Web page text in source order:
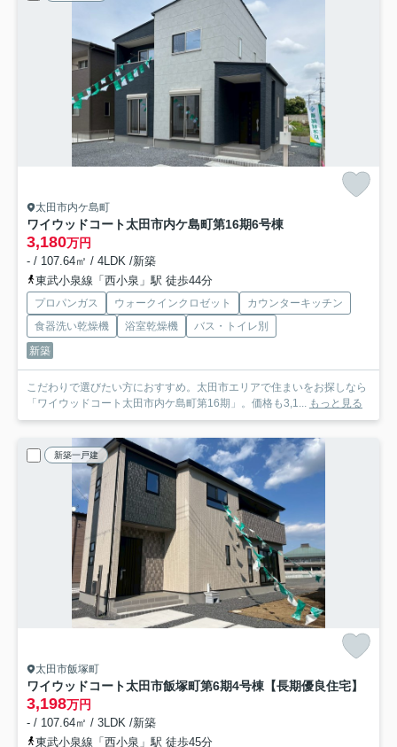
太田市内ケ島町
ワイウッドコート太田市内ケ島町第16期6号棟
3,180万円
- / 107.64㎡ / 4LDK /新築
東武小泉線「西小泉」駅 徒歩44分
プロパンガス ウォークインクロゼット
カウンターキッチン
食器洗い乾燥機
浴室乾燥機
バス・トイレ別
新築
こだわりで選びたい方におすすめ。太田市エリアで住まいをお探しなら
「ワイウッドコート太田市内ケ島町第16期」。価格も3,1... もっと見る
新築一戸建
太田市飯塚町
ワイウッドコート太田市飯塚町第6期4号棟【長期優良住宅】
3,198万円
- / 107.64㎡ / 3LDK /新築
東武小泉線「西小泉」駅 徒歩45分